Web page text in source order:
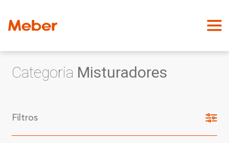
Categoria Misturadores
Filtros